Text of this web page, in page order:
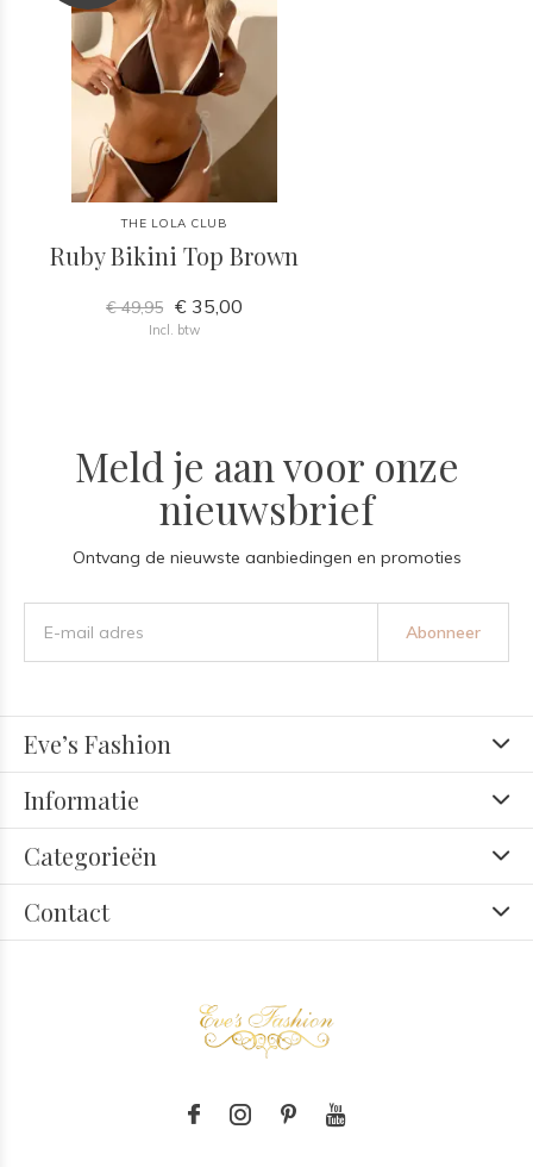
THE LOLA CLUB
Ruby Bikini Top Brown
€ 49,95 € 35,00
Incl. btw
Meld je aan voor onze
nieuwsbrief
Ontvang de nieuwste aanbiedingen en promoties
Abonneer
Eve’s Fashion
Informatie
Categorieën
Contact